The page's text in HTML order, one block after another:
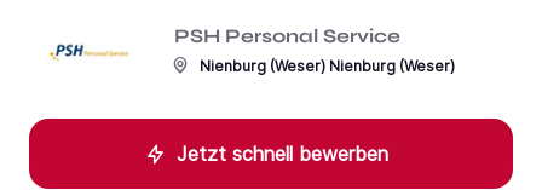
PSH Personal Service
Nienburg (Weser) Nienburg (Weser)
Jetzt schnell bewerben